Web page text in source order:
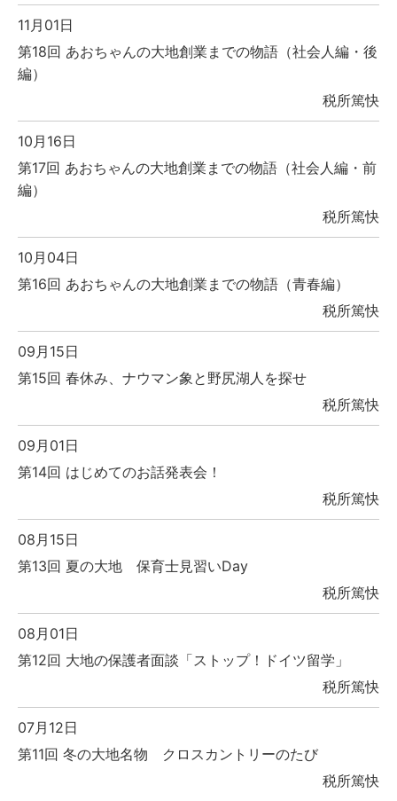
11月01日
第18回 あおちゃんの大地創業までの物語（社会人編・後
編）
税所篤快
10月16日
第17回 あおちゃんの大地創業までの物語（社会人編・前
編）
税所篤快
10月04日
第16回 あおちゃんの大地創業までの物語（青春編）
税所篤快
09月15日
第15回 春休み、ナウマン象と野尻湖人を探せ
税所篤快
09月01日
第14回 はじめてのお話発表会！
税所篤快
08月15日
第13回 夏の大地 保育士見習いDay
税所篤快
08月01日
第12回 大地の保護者面談「ストップ！ドイツ留学」
税所篤快
07月12日
第11回 冬の大地名物 クロスカントリーのたび
税所篤快